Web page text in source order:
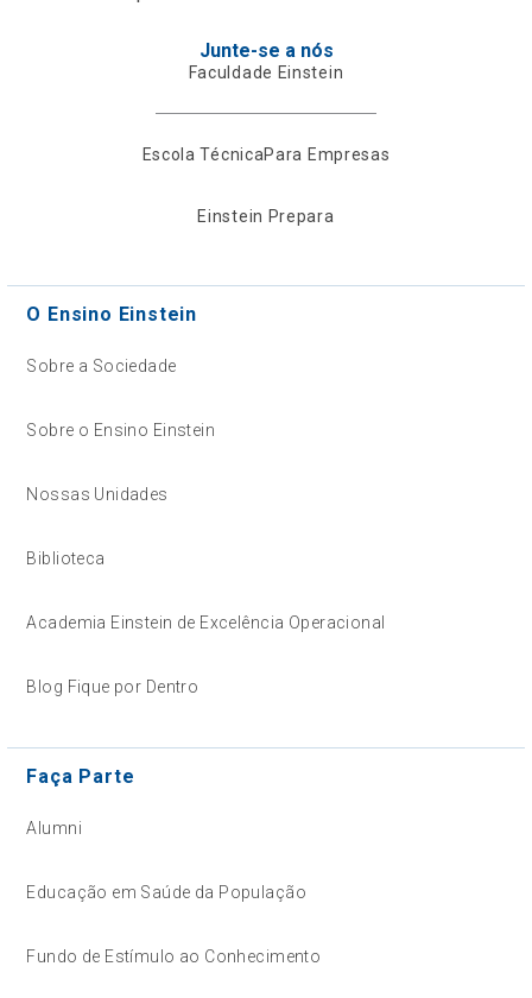
Junte-se a nós
Faculdade Einstein
Escola TécnicaPara Empresas
Einstein Prepara
O Ensino Einstein
Sobre a Sociedade
Sobre o Ensino Einstein
Nossas Unidades
Biblioteca
Academia Einstein de Excelência Operacional
Blog Fique por Dentro
Faça Parte
Alumni
Educação em Saúde da População
Fundo de Estímulo ao Conhecimento